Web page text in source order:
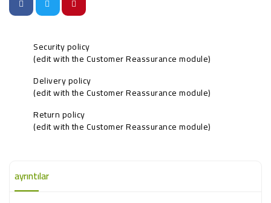
Security policy
(edit with the Customer Reassurance module)
Delivery policy
(edit with the Customer Reassurance module)
Return policy
(edit with the Customer Reassurance module)
ayrıntılar